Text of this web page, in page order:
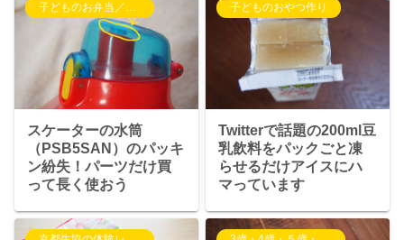
子どものお弁当／水筒
スケーターの水筒
（PSB5SAN）のパッキ
ン紛失！パーツだけ買
って長く使おう
子どものおやつ作り
Twitterで話題の200ml豆
乳飲料をパックごと凍
らせるだけアイスにハ
マっています